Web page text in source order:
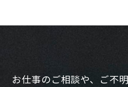
お仕事のご相談や、ご不